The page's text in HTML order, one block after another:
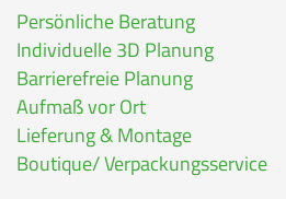
Persönliche Beratung
Individuelle 3D Planung
Barrierefreie Planung
Aufmaß vor Ort
Lieferung & Montage
Boutique/ Verpackungsservice